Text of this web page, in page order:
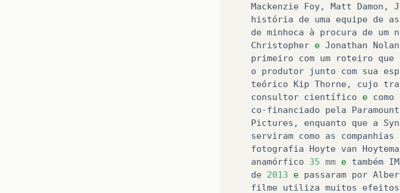
Mackenzie Foy, Matt Damon ,
história
de uma equipe de
de minhoca à procura de um
Christopher e Jonathan Nolan
primeiro
com um roteiro que
o
produtor junto com sua
teórico
Kip Thorne, cujo
consultor científico e como
co-financiado
pela Paramount
Pictures , enquanto que a
serviram como as companhias
fotografia
Hoyte van Hoytema
anamórfico
35 mm e também
de 2013 e passaram por
filme utiliza muitos efeitos